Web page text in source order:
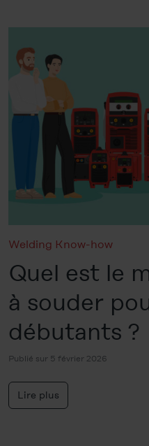
Welding Know-how
Quel est le
à souder
débutants ?
Publié sur 5 février 2026
Lire plus